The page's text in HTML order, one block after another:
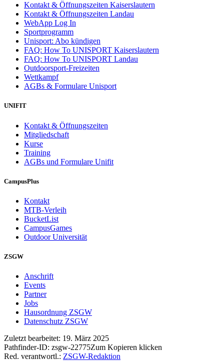
Kontakt & Öffnungszeiten Kaiserslautern
Kontakt & Öffnungszeiten Landau
WebApp Log In
Sportprogramm
Unisport: Abo kündigen
FAQ: How To UNISPORT Kaiserslautern
FAQ: How To UNISPORT Landau
Outdoorsport-Freizeiten
Wettkampf
AGBs & Formulare Unisport
UNIFIT
Kontakt & Öffnungszeiten
Mitgliedschaft
Kurse
Training
AGBs und Formulare Unifit
CampusPlus
Kontakt
MTB-Verleih
BucketList
CampusGames
Outdoor Universität
ZSGW
Anschrift
Events
Partner
Jobs
Hausordnung ZSGW
Datenschutz ZSGW
Zuletzt bearbeitet: 19. März 2025
Pathfinder-ID: zsgw-22775Zum Kopieren klicken
Red. verantwortl.: ZSGW-Redaktion